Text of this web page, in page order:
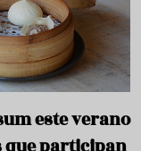
este verano